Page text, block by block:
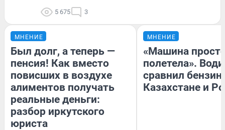
5 675 3
МНЕНИЕ
Был долг, а теперь —
пенсия! Как вместо
повисших в воздухе
алиментов получать
реальные деньги:
разбор иркутского
юриста
МНЕНИЕ
«Машина
полетела».
сравнил бензин
Казахстане и